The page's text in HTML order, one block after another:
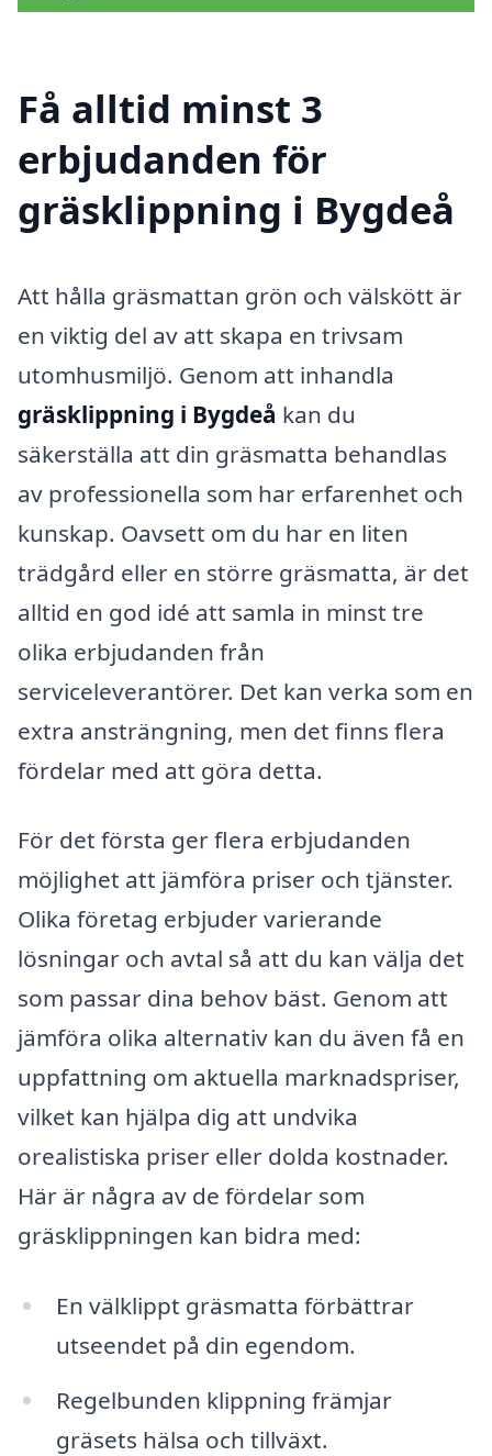
Få alltid minst 3
erbjudanden för
gräsklippning i Bygdeå
Att hålla gräsmattan grön och välskött är
en viktig del av att skapa en trivsam
utomhusmiljö. Genom att inhandla
gräsklippning i Bygdeå kan du
säkerställa att din gräsmatta behandlas
av professionella som har erfarenhet och
kunskap. Oavsett om du har en liten
trädgård eller en större gräsmatta, är det
alltid en god idé att samla in minst tre
olika erbjudanden från
serviceleverantörer. Det kan verka som en
extra ansträngning, men det finns flera
fördelar med att göra detta.
För det första ger flera erbjudanden
möjlighet att jämföra priser och tjänster.
Olika företag erbjuder varierande
lösningar och avtal så att du kan välja det
som passar dina behov bäst. Genom att
jämföra olika alternativ kan du även få en
uppfattning om aktuella marknadspriser,
vilket kan hjälpa dig att undvika
orealistiska priser eller dolda kostnader.
Här är några av de fördelar som
gräsklippningen kan bidra med:
En välklippt gräsmatta förbättrar
utseendet på din egendom.
Regelbunden klippning främjar
gräsets hälsa och tillväxt.